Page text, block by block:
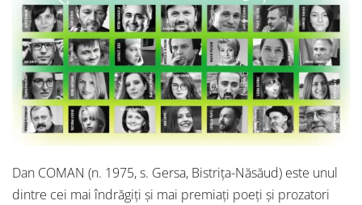
Dan COMAN (n. 1975, s. Gersa, Bistrița-Năsăud) este unul
dintre cei mai îndrăgiți și mai premiați poeți și prozatori